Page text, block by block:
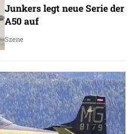
Junkers legt neue Serie der
A50 auf
Szene